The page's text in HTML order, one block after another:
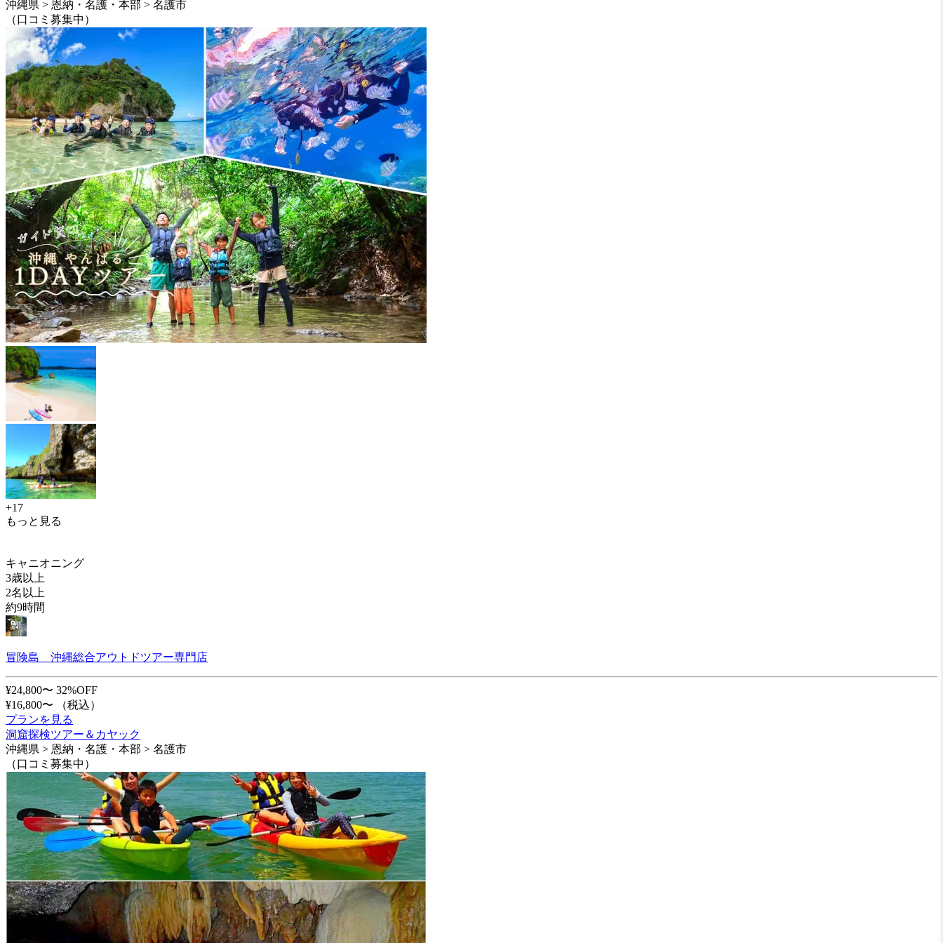
沖縄県 > 恩納・名護・本部 > 名護市
（口コミ募集中）
+17
もっと見る
キャニオニング
3歳以上
2名以上
約9時間
冒険島 沖縄総合アウトドツアー専門店
¥24,800〜 32%OFF
¥16,800〜
（税込）
プランを見る
洞窟探検ツアー＆カヤック
沖縄県 > 恩納・名護・本部 > 名護市
（口コミ募集中）